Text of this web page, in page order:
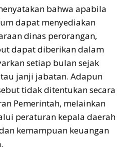
bahwa apabila
dapat menyediakan
dinas perorangan,
dapat diberikan dalam
setiap bulan sejak
janji jabatan. Adapun
tidak ditentukan secara
Pemerintah, melainkan
peraturan kepala daerah
kemampuan keuangan